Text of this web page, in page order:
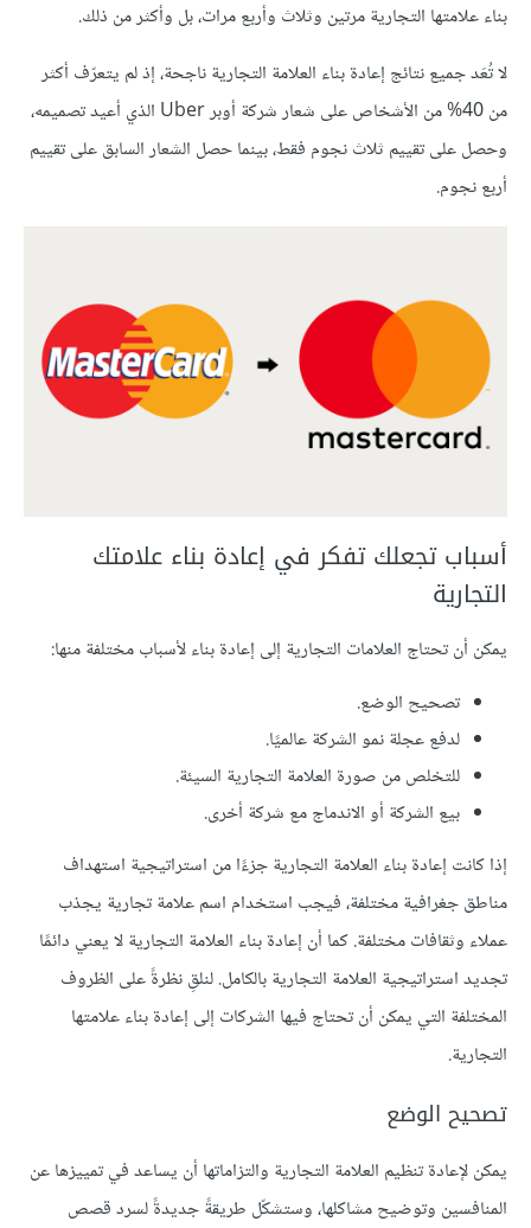
بناء علامتها التجارية مرتين وثلاث وأربع مرات، بل وأكثر من ذلك.
لا تُعَد جميع نتائج إعادة بناء العلامة التجارية ناجحة، إذ لم يتعرّف أكثر
من 40% من الأشخاص على شعار شركة أوبر Uber الذي أعيد تصميمه،
وحصل على تقييم ثلاث نجوم فقط، بينما حصل الشعار السابق على تقييم
أربع نجوم.
أسباب تجعلك تفكر في إعادة بناء علامتك
التجارية
يمكن أن تحتاج العلامات التجارية إلى إعادة بناء لأسباب مختلفة منها:
تصحيح الوضع.
لدفع عجلة نمو الشركة عالميًا.
للتخلص من صورة العلامة التجارية السيئة.
بيع الشركة أو الاندماج مع شركة أخرى.
إذا كانت إعادة بناء العلامة التجارية جزءًا من استراتيجية استهداف
مناطق جغرافية مختلفة، فيجب استخدام اسم علامة تجارية يجذب
عملاء وثقافات مختلفة. كما أن إعادة بناء العلامة التجارية لا يعني دائمًا
تجديد استراتيجية العلامة التجارية بالكامل. لنلقِ نظرةً على الظروف
المختلفة التي يمكن أن تحتاج فيها الشركات إلى إعادة بناء علامتها
التجارية.
تصحيح الوضع
يمكن لإعادة تنظيم العلامة التجارية والتزاماتها أن يساعد في تمييزها عن
المنافسين وتوضيح مشاكلها، وستشكّل طريقةً جديدةً لسرد قصص